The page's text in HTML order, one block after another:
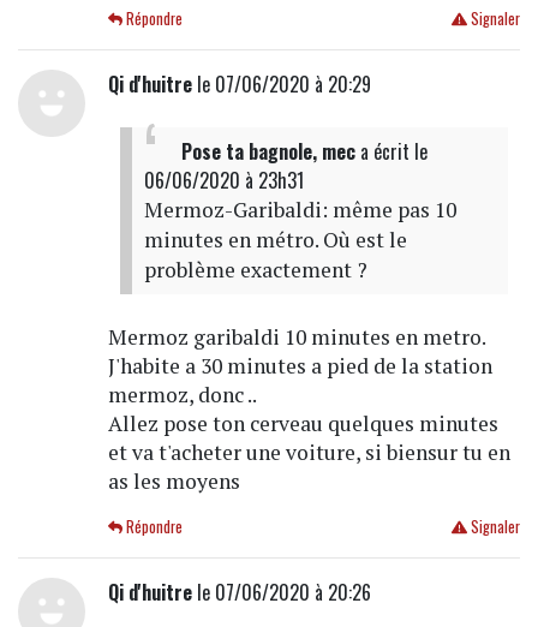
Signaler
Répondre
Qi d'huitrele 07/06/2020 à 20:29
Pose ta bagnole, meca écrit le
06/06/2020 à 23h31
Mermoz-Garibaldi: même pas 10
minutes en métro. Où est le
problème exactement ?
Mermoz garibaldi 10 minutes en metro.
J'habite a 30 minutes a pied de la station
mermoz, donc ..
Allez pose ton cerveau quelques minutes
et va t'acheter une voiture, si biensur tu en
as les moyens
Signaler
Répondre
Qi d'huitrele 07/06/2020 à 20:26